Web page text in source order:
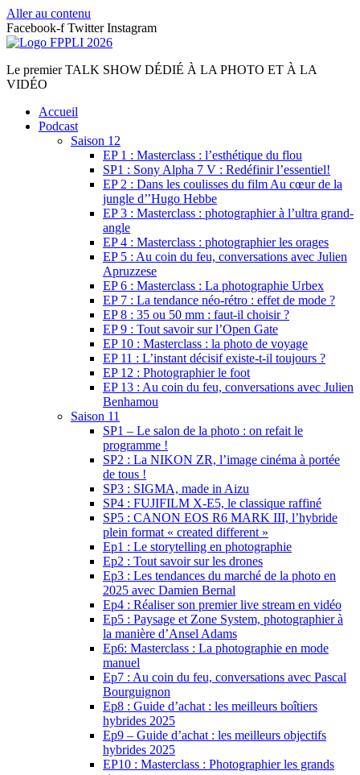
Aller au contenu
Facebook-f Twitter Instagram
Le premier TALK SHOW DÉDIÉ À LA PHOTO ET À LA
VIDÉO
Accueil
Podcast
Saison 12
EP 1 : Masterclass : l’esthétique du flou
SP1 : Sony Alpha 7 V : Redéfinir l’essentiel!
EP 2 : Dans les coulisses du film Au cœur de la
jungle d’’Hugo Hebbe
EP 3 : Masterclass : photographier à l’ultra grand-
angle
EP 4 : Masterclass : photographier les orages
EP 5 : Au coin du feu, conversations avec Julien
Apruzzese
EP 6 : Masterclass : La photographie Urbex
EP 7 : La tendance néo-rétro : effet de mode ?
EP 8 : 35 ou 50 mm : faut-il choisir ?
EP 9 : Tout savoir sur l’Open Gate
EP 10 : Masterclass : la photo de voyage
EP 11 : L’instant décisif existe-t-il toujours ?
EP 12 : Photographier le foot
EP 13 : Au coin du feu, conversations avec Julien
Benhamou
Saison 11
SP1 – Le salon de la photo : on refait le
programme !
SP2 : La NIKON ZR, l’image cinéma à portée
de tous !
SP3 : SIGMA, made in Aizu
SP4 : FUJIFILM X-E5, le classique raffiné
SP5 : CANON EOS R6 MARK III, l’hybride
plein format « created different »
Ep1 : Le storytelling en photographie
Ep2 : Tout savoir sur les drones
Ep3 : Les tendances du marché de la photo en
2025 avec Damien Bernal
Ep4 : Réaliser son premier live stream en vidéo
Ep5 : Paysage et Zone System, photographier à
la manière d’Ansel Adams
Ep6: Masterclass : La photographie en mode
manuel
Ep7 : Au coin du feu, conversations avec Pascal
Bourguignon
Ep8 : Guide d’achat : les meilleurs boîtiers
hybrides 2025
Ep9 – Guide d’achat : les meilleurs objectifs
hybrides 2025
EP10 : Masterclass : Photographier les grands